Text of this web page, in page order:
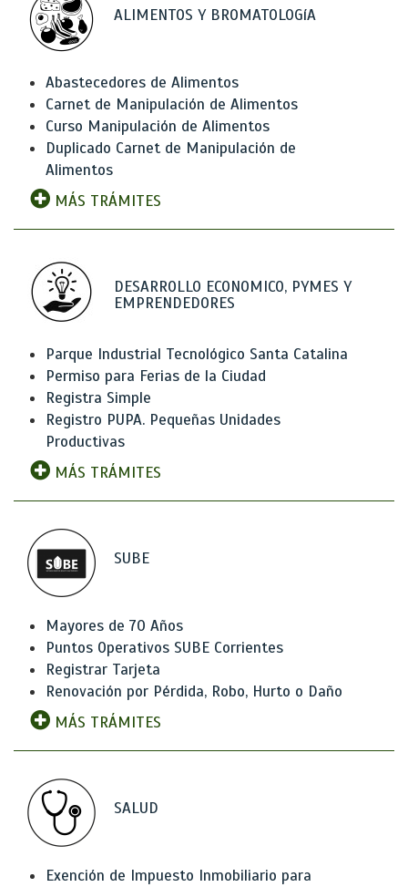
ALIMENTOS Y BROMATOLOGíA
Abastecedores de Alimentos
Carnet de Manipulación de Alimentos
Curso Manipulación de Alimentos
Duplicado Carnet de Manipulación de
Alimentos
MÁS TRÁMITES
DESARROLLO ECONOMICO, PYMES Y
EMPRENDEDORES
Parque Industrial Tecnológico Santa Catalina
Permiso para Ferias de la Ciudad
Registra Simple
Registro PUPA. Pequeñas Unidades
Productivas
MÁS TRÁMITES
SUBE
Mayores de 70 Años
Puntos Operativos SUBE Corrientes
Registrar Tarjeta
Renovación por Pérdida, Robo, Hurto o Daño
MÁS TRÁMITES
SALUD
Exención de Impuesto Inmobiliario para